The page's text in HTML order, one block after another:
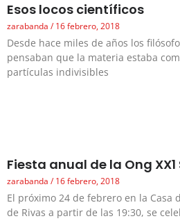
Esos locos científicos
zarabanda 16 febrero, 2018
Desde hace miles de años los
pensaban que la materia estaba
partículas indivisibles
Fiesta anual de la Ong
zarabanda 16 febrero, 2018
El próximo 24 de febrero en la Casa
de Rivas a partir de las 19:30, se